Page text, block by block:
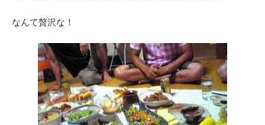
なんて贅沢な！